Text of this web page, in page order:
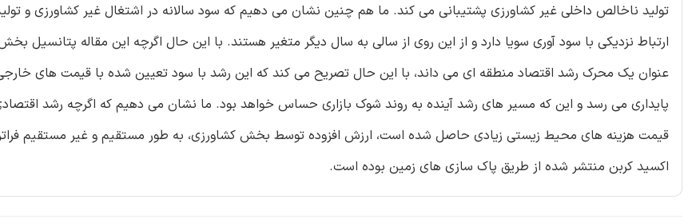
تولید ناخالص داخلی غیر کشاورزی پشتیبانی می کند. ما هم چنین نشان می دهیم که سود سالانه در اشتغال غیر کشاورزی و
ارتباط نزدیکی با سود آوری سویا دارد و از این روی از سالی به سال دیگر متغیر هستند. با این حال اگرچه این مقاله پتانسیل
عنوان یک محرک رشد اقتصاد منطقه ای می داند، با این حال تصریح می کند که این رشد با سود تعیین شده با قیمت های خارجی
پایداری می رسد و این که مسیر های رشد آینده به روند شوک بازاری حساس خواهد بود. ما نشان می دهیم که اگرچه رشد
قیمت هزینه های محیط زیستی زیادی حاصل شده است، ارزش افزوده توسط بخش کشاورزی، به طور مستقیم و غیر مستقیم
اکسید کربن منتشر شده از طریق پاک سازی های زمین بوده است.